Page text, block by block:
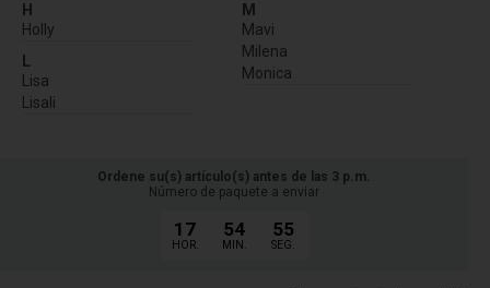
H
Holly
L
Lisa
Lisali
M
Mavi
Milena
Monica
Ordene su(s) artículo(s) antes de las 3 p.m.
Número de paquete a enviar
17
HOR.
54
MIN.
54
SEG.